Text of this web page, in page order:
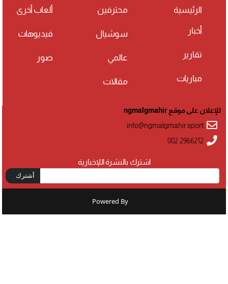
الرئيسية
أخبار
تقارير
مباريات
محترفين
سوشيال
عالمي
مقالات
ألعاب أخرى
فيديوهات
صور
اشترك بالنشرة اللإخبارية
أشترك
للإعلان على موقع ngmalgmahir
info@ngmalgmahir.sport
002 2966212
Powered By